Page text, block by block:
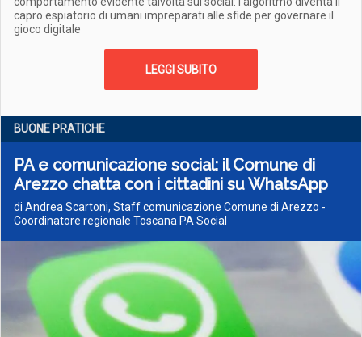
capro espiatorio di umani impreparati alle sfide per governare il
gioco digitale
LEGGI SUBITO
BUONE PRATICHE
PA e comunicazione social: il Comune di
Arezzo chatta con i cittadini su WhatsApp
di Andrea Scartoni, Staff comunicazione Comune di Arezzo -
Coordinatore regionale Toscana PA Social